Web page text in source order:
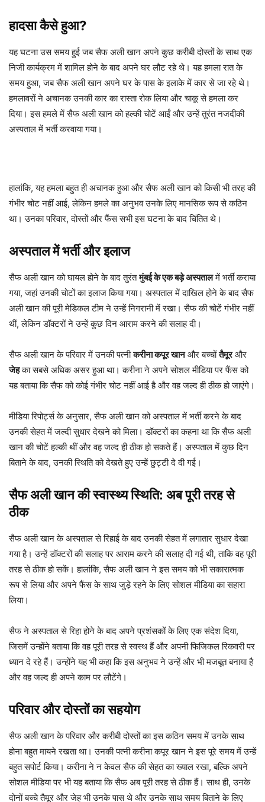
हादसा कैसे हुआ?
यह घटना उस समय हुई जब सैफ अली खान अपने कुछ करीबी दोस्तों के साथ एक
निजी कार्यक्रम में शामिल होने के बाद अपने घर लौट रहे थे। यह हमला रात के
समय हुआ, जब सैफ अली खान अपने घर के पास के इलाके में कार से जा रहे थे।
हमलावरों ने अचानक उनकी कार का रास्ता रोक लिया और चाकू से हमला कर
दिया। इस हमले में सैफ अली खान को हल्की चोटें आईं और उन्हें तुरंत नजदीकी
अस्पताल में भर्ती करवाया गया।
हालांकि, यह हमला बहुत ही अचानक हुआ और सैफ अली खान को किसी भी तरह की
गंभीर चोट नहीं आई, लेकिन हमले का अनुभव उनके लिए मानसिक रूप से कठिन
था। उनका परिवार, दोस्तों और फैंस सभी इस घटना के बाद चिंतित थे।
अस्पताल में भर्ती और इलाज
सैफ अली खान को घायल होने के बाद तुरंतमुंबई के एक बड़े अस्पतालमें भर्ती कराया
गया, जहां उनकी चोटों का इलाज किया गया। अस्पताल में दाखिल होने के बाद सैफ
अली खान की पूरी मेडिकल टीम ने उन्हें निगरानी में रखा। सैफ की चोटें गंभीर नहीं
थीं, लेकिन डॉक्टरों ने उन्हें कुछ दिन आराम करने की सलाह दी।
सैफ अली खान के परिवार में उनकी पत्नीकरीना कपूर खानऔर बच्चोंतैमूरऔर
जेहका सबसे अधिक असर हुआ था। करीना ने अपने सोशल मीडिया पर फैंस को
यह बताया कि सैफ को कोई गंभीर चोट नहीं आई है और वह जल्द ही ठीक हो जाएंगे।
मीडिया रिपोर्ट्स के अनुसार, सैफ अली खान को अस्पताल में भर्ती करने के बाद
उनकी सेहत में जल्दी सुधार देखने को मिला। डॉक्टरों का कहना था कि सैफ अली
खान की चोटें हल्की थीं और वह जल्द ही ठीक हो सकते हैं। अस्पताल में कुछ दिन
बिताने के बाद, उनकी स्थिति को देखते हुए उन्हें छुट्टी दे दी गई।
सैफ अली खान की स्वास्थ्य स्थिति: अब पूरी तरह से
ठीक
सैफ अली खान के अस्पताल से रिहाई के बाद उनकी सेहत में लगातार सुधार देखा
गया है। उन्हें डॉक्टरों की सलाह पर आराम करने की सलाह दी गई थी, ताकि वह पूरी
तरह से ठीक हो सकें। हालांकि, सैफ अली खान ने इस समय को भी सकारात्मक
रूप से लिया और अपने फैंस के साथ जुड़े रहने के लिए सोशल मीडिया का सहारा
लिया।
सैफ ने अस्पताल से रिहा होने के बाद अपने प्रशंसकों के लिए एक संदेश दिया,
जिसमें उन्होंने बताया कि वह पूरी तरह से स्वस्थ हैं और अपनी फिजिकल रिकवरी पर
ध्यान दे रहे हैं। उन्होंने यह भी कहा कि इस अनुभव ने उन्हें और भी मजबूत बनाया है
और वह जल्द ही अपने काम पर लौटेंगे।
परिवार और दोस्तों का सहयोग
सैफ अली खान के परिवार और करीबी दोस्तों का इस कठिन समय में उनके साथ
होना बहुत मायने रखता था। उनकी पत्नी करीना कपूर खान ने इस पूरे समय में उन्हें
बहुत सपोर्ट किया। करीना ने न केवल सैफ की सेहत का ख्याल रखा, बल्कि अपने
सोशल मीडिया पर भी यह बताया कि सैफ अब पूरी तरह से ठीक हैं। साथ ही, उनके
दोनों बच्चे तैमूर और जेह भी उनके पास थे और उनके साथ समय बिताने के लिए